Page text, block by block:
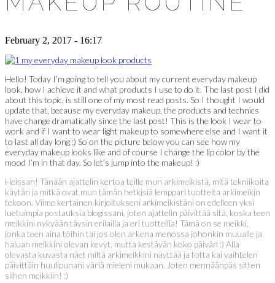
February 2, 2017 - 16:17
Hello! Today I’m going to tell you about my current everyday makeup
look, how I achieve it and what products I use to do it. The last post I did
about this topic, is still one of my most read posts. So I thought I would
update that, because my everyday makeup, the products and technics
have change dramatically since the last post! This is the look I wear to
work and if I want to wear light makeup to somewhere else and I want it
to last all day long :) So on the picture below you can see how my
everyday makeup looks like and of course I change the lip color by the
mood I’m in that day. So let’s jump into the makeup! :)
Heissan! Tänään ajattelin kertoa teille mun arkimeikistä, mitä tekniikoita
käytän ja mitkä ovat mun tämän hetkisiä lemppari tuotteita arkimeikin
tekoon. Viime kertainen kirjoitukseni arkimeikistäni on edelleen yksi
luetuimpia postauksia blogissani, joten ajattelin päivittää sitä, koska teen
meikkini nykyään täysin erilailla ja eri tuotteilla! Tämä on se meikki,
jonka teen aina töihin tai jos olen arkena menossa johonkin muualle ja
haluan meikkini olevan kevyt, mutta kestävän koko päivän :) Alla
olevasta kuvasta näet miltä arkimeikkini näyttää ja totta kai vaihtelen
päivittäin huulipunani väriä mieleni mukaan. Joten mennäänpäs sitten
siihen meikkiin! :)